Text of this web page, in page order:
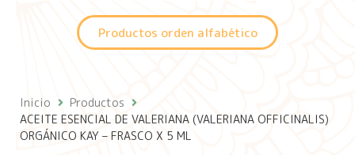
Productos orden alfabético
Inicio
Productos
ACEITE ESENCIAL DE VALERIANA (VALERIANA OFFICINALIS)
ORGÁNICO KAY – FRASCO X 5 ML